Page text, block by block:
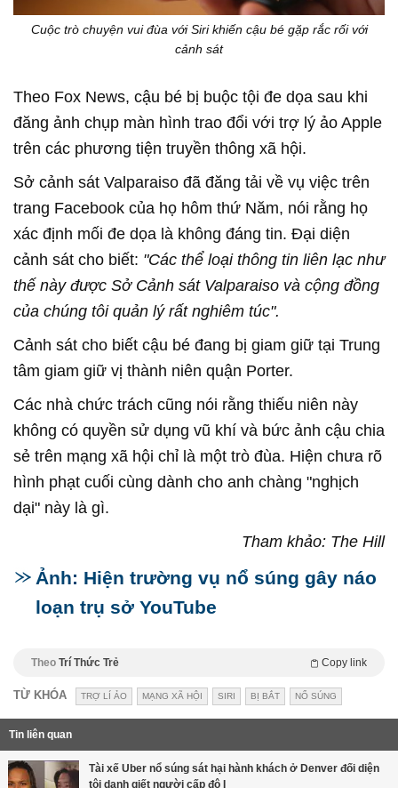
Cuộc trò chuyện vui đùa với Siri khiến cậu bé gặp rắc rối với
cảnh sát
Theo Fox News, cậu bé bị buộc tội đe dọa sau khi
đăng ảnh chụp màn hình trao đổi với trợ lý ảo Apple
trên các phương tiện truyền thông xã hội.
Sở cảnh sát Valparaiso đã đăng tải về vụ việc trên
trang Facebook của họ hôm thứ Năm, nói rằng họ
xác định mối đe dọa là không đáng tin. Đại diện
cảnh sát cho biết: "Các thể loại thông tin liên lạc như
thế này được Sở Cảnh sát Valparaiso và cộng đồng
của chúng tôi quản lý rất nghiêm túc".
Cảnh sát cho biết cậu bé đang bị giam giữ tại Trung
tâm giam giữ vị thành niên quận Porter.
Các nhà chức trách cũng nói rằng thiếu niên này
không có quyền sử dụng vũ khí và bức ảnh cậu chia
sẻ trên mạng xã hội chỉ là một trò đùa. Hiện chưa rõ
hình phạt cuối cùng dành cho anh chàng "nghịch
dại" này là gì.
Tham khảo: The Hill
Ảnh: Hiện trường vụ nổ súng gây náo
loạn trụ sở YouTube
Theo Trí Thức Trẻ Copy link
TỪ KHÓA TRỢ LÍ ẢO MẠNG XÃ HỘI SIRI BỊ BẮT NỔ SÚNG
Tin liên quan
Tài xế Uber nổ súng sát hại hành khách ở Denver đối diện
tội danh giết người cấp độ I